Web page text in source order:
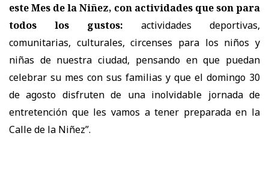
este Mes de la Niñez, con actividades que son para
todos los gustos:
actividades deportivas,
comunitarias, culturales, circenses para los niños y
niñas de nuestra ciudad, pensando en que puedan
celebrar su mes con sus familias y que el domingo 30
de agosto disfruten de una inolvidable jornada de
entretención que les vamos a tener preparada en la
Calle de la Niñez”.